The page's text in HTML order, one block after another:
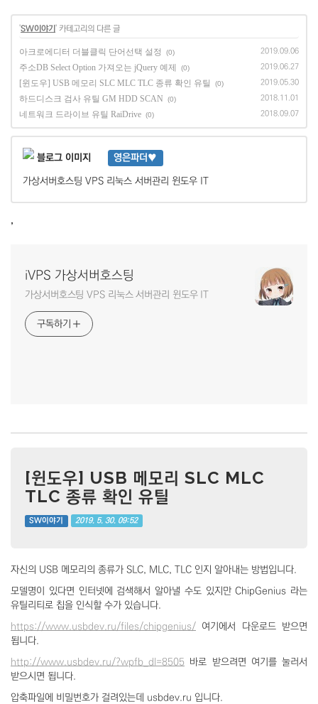
'SW이야기 ' 카테고리의 다른 글
아크로에디터 더블클릭 단어선택 설정 (0) 2019.09.06
주소DB Select Option 가져오는 jQuery 예제 (0) 2019.06.27
[윈도우] USB 메모리 SLC MLC TLC 종류 확인 유틸 (0) 2019.05.30
하드디스크 검사 유틸 GM HDD SCAN (0) 2018.11.01
네트워크 드라이브 유틸 RaiDrive (0) 2018.09.07
영은파더♥
가상서버호스팅 VPS 리눅스 서버관리 윈도우 IT
,
iVPS 가상서버호스팅
가상서버호스팅 VPS 리눅스 서버관리 윈도우 IT
구독하기
[윈도우] USB 메모리 SLC MLC
TLC 종류 확인 유틸
SW이야기 2019. 5. 30. 09:52
자신의 USB 메모리의 종류가 SLC, MLC, TLC 인지 알아내는 방법입니다.
모델명이 있다면 인터넷에 검색해서 알아낼 수도 있지만 ChipGenius 라는
유틸리티로 칩을 인식할 수가 있습니다.
https://www.usbdev.ru/files/chipgenius/ 여기에서 다운로드 받으면
됩니다.
http://www.usbdev.ru/?wpfb_dl=8505 바로 받으려면 여기를 눌러서
받으시면 됩니다.
압축파일에 비밀번호가 걸려있는데 usbdev.ru 입니다.